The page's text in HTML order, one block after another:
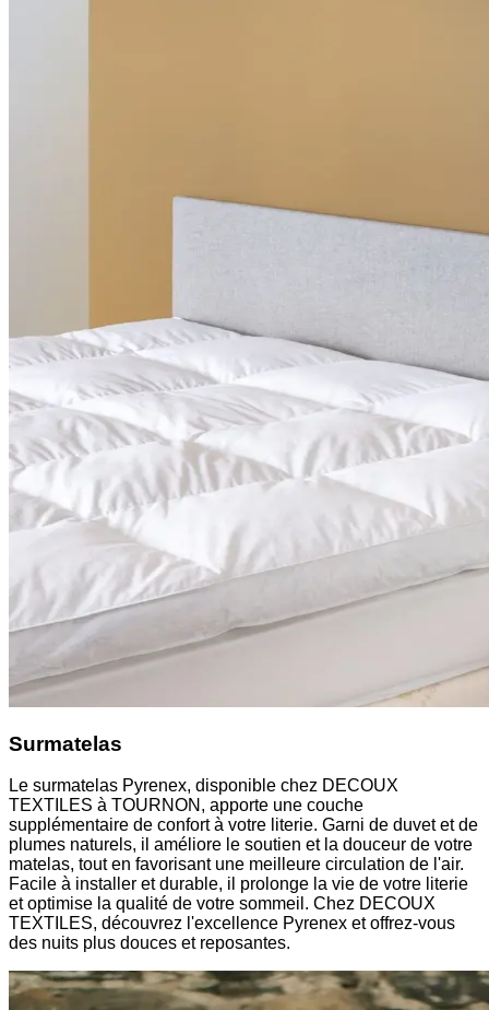
Surmatelas
Le surmatelas Pyrenex, disponible chez DECOUX
TEXTILES à TOURNON, apporte une couche
supplémentaire de confort à votre literie. Garni de duvet et de
plumes naturels, il améliore le soutien et la douceur de votre
matelas, tout en favorisant une meilleure circulation de l'air.
Facile à installer et durable, il prolonge la vie de votre literie
et optimise la qualité de votre sommeil. Chez DECOUX
TEXTILES, découvrez l'excellence Pyrenex et offrez-vous
des nuits plus douces et reposantes.